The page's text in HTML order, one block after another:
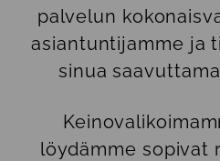
palvelun
asiantuntijamme ja
sinua
löydämme sopivat